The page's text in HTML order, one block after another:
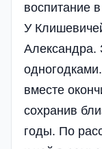
воспитание
У
Александра.
вместе
сохранив
годы. По